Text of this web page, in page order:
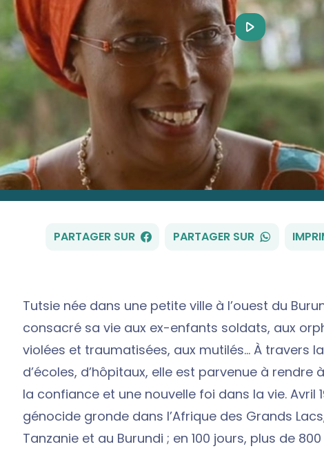
Play
Video
PARTAGER SUR FACEBOOK
PARTAGER SUR
Tutsie née dans une petite ville à l’ouest du
consacré sa vie aux ex-enfants soldats, aux
violées et traumatisées, aux mutilés… À travers
d’écoles, d’hôpitaux, elle est parvenue à rendre
la confiance et une nouvelle foi dans la vie. Avril
génocide gronde dans l’Afrique des Grands
Tanzanie et au Burundi ; en 100 jours, plus de